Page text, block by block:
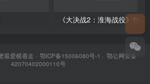
《大决战2：淮海战役》1991
最爱横着走 · 鄂ICP备15006080号-1 · 鄂公网安备
42070402000110号